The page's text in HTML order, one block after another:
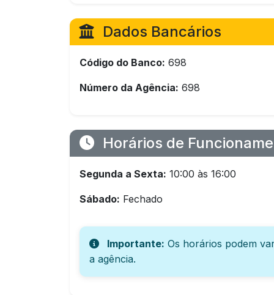
Dados Bancários
Código do Banco: 698
Número da Agência: 698
Horários de
Segunda a Sexta: 10:00 às 16:00
Sábado: Fechado
Importante: Os horários podem
a agência.